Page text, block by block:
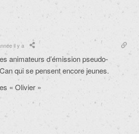
il y a
animateurs d’émission pseudo-
qui se pensent encore jeunes.
« Olivier »